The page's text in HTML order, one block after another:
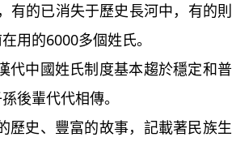
有的已消失于歷史長河中，有的則
用的6000多個姓氏。
中國姓氏制度基本趨於穩定和普
後輩代代相傳。
史、豐富的故事，記載著民族生